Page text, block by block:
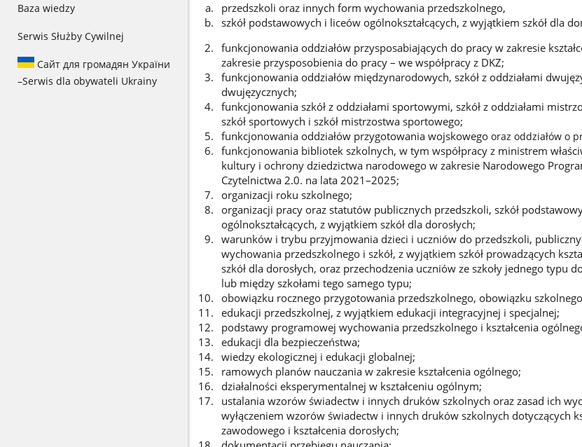
Baza wiedzy
Serwis Służby Cywilnej
Сайт для громадян України
–Serwis dla obywateli Ukrainy
przedszkoli oraz innych form wychowania przedszkolnego,
szkół podstawowych i liceów ogólnokształcących, z wyjątkiem szkół dla
funkcjonowania oddziałów przysposabiających do pracy w zakresie
zakresie przysposobienia do pracy – we współpracy z DKZ;
funkcjonowania oddziałów międzynarodowych, szkół z oddziałami
dwujęzycznych;
funkcjonowania szkół z oddziałami sportowymi, szkół z oddziałami
szkół sportowych i szkół mistrzostwa sportowego;
funkcjonowania oddziałów przygotowania wojskowego oraz oddziałów o
funkcjonowania bibliotek szkolnych, w tym współpracy z ministrem
kultury i ochrony dziedzictwa narodowego w zakresie Narodowego
Czytelnictwa 2.0. na lata 2021–2025;
organizacji roku szkolnego;
organizacji pracy oraz statutów publicznych przedszkoli, szkół
ogólnokształcących, z wyjątkiem szkół dla dorosłych;
warunków i trybu przyjmowania dzieci i uczniów do przedszkoli,
wychowania przedszkolnego i szkół, z wyjątkiem szkół prowadzących
szkół dla dorosłych, oraz przechodzenia uczniów ze szkoły jednego typu
lub między szkołami tego samego typu;
obowiązku rocznego przygotowania przedszkolnego, obowiązku
edukacji przedszkolnej, z wyjątkiem edukacji integracyjnej i specjalnej;
podstawy programowej wychowania przedszkolnego i kształcenia
edukacji dla bezpieczeństwa;
wiedzy ekologicznej i edukacji globalnej;
ramowych planów nauczania w zakresie kształcenia ogólnego;
działalności eksperymentalnej w kształceniu ogólnym;
ustalania wzorów świadectw i innych druków szkolnych oraz zasad ich
wyłączeniem wzorów świadectw i innych druków szkolnych dotyczących
zawodowego i kształcenia dorosłych;